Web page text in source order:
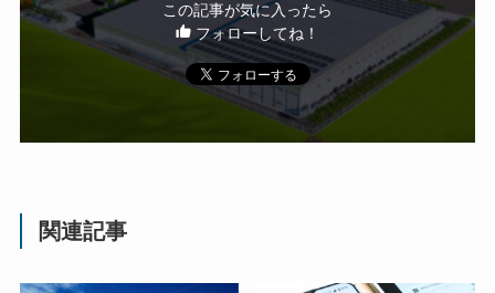
この記事が気に入ったら
フォローしてね！
関連記事